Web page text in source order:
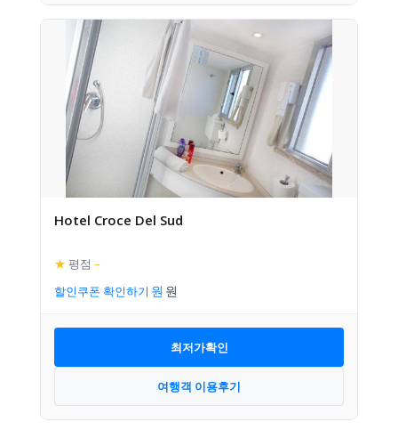
Hotel Croce Del Sud
★ 평점 –
할인쿠폰 확인하기
최저가확인
여행객 이용후기